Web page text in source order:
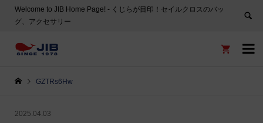
Welcome to JIB Home Page! ‐ くじらが目印！セイルクロスのバッ
グ、アクセサリー


GZTRs6Hw
2025.04.03